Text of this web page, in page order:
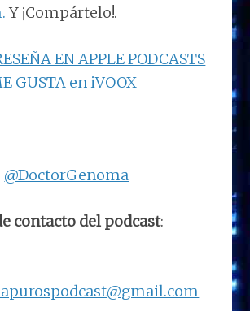
Y ¡Compártelo!.
EN APPLE PODCASTS
GUSTA en iVOOX
@DoctorGenoma
contacto del podcast: